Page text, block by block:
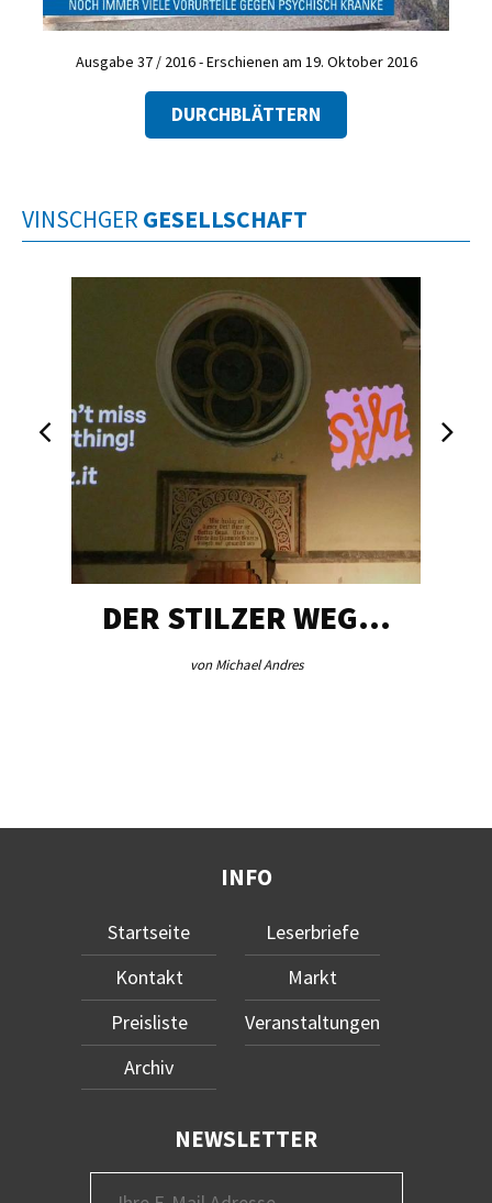
Ausgabe 37 / 2016 - Erschienen am 19. Oktober 2016
DURCHBLÄTTERN
VINSCHGER GESELLSCHAFT
DER STILZER WEG…
von Michael Andres
INFO
Startseite
Kontakt
Preisliste
Archiv
Leserbriefe
Markt
Veranstaltungen
NEWSLETTER